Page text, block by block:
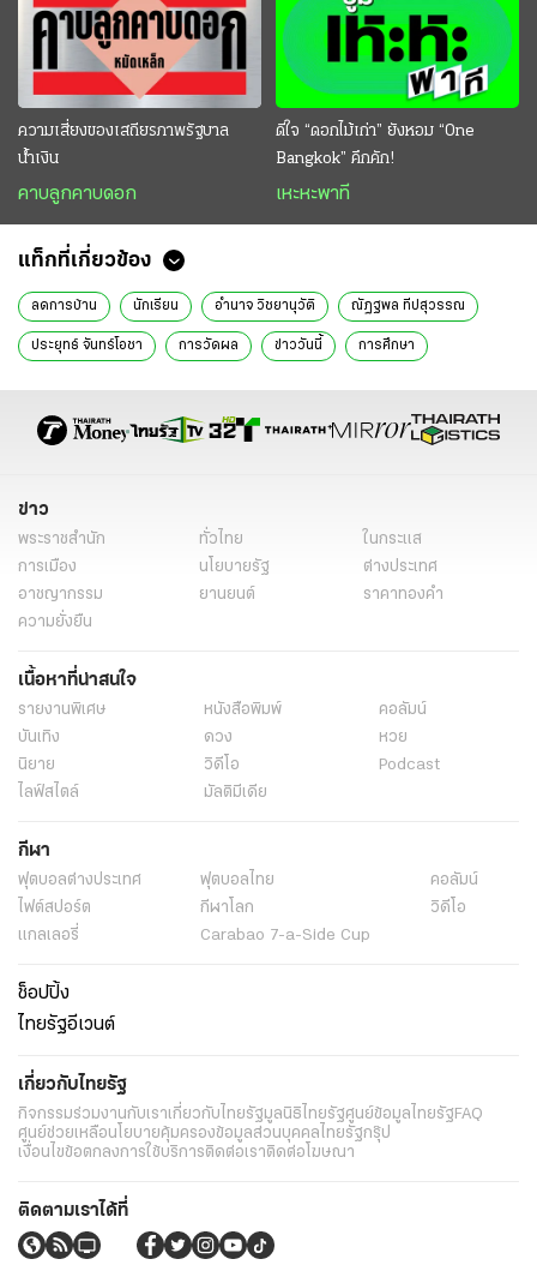
ความเสี่ยงของเสถียรภาพรัฐบาล
น้ำเงิน
คาบลูกคาบดอก
ดีใจ “ดอกไม้เก่า” ยังหอม “One
Bangkok” คึกคัก!
เหะหะพาที
แท็กที่เกี่ยวข้อง
ลดการบ้าน นักเรียน อำนาจ วิชยานุวัติ ณัฏฐพล ทีปสุวรรณ
ประยุทธ์ จันทร์โอชา การวัดผล ข่าววันนี้ การศึกษา
ข่าว
พระราชสำนัก ทั่วไทย
ในกระแส
การเมือง
นโยบายรัฐ
ต่างประเทศ
อาชญากรรม
ยานยนต์
ราคาทองคำ
ความยั่งยืน
เนื้อหาที่น่าสนใจ
รายงานพิเศษ หนังสือพิมพ์
คอลัมน์
บันเทิง
ดวง
หวย
นิยาย
วิดีโอ
Podcast
ไลฟ์สไตล์
มัลติมีเดีย
กีฬา
ฟุตบอลต่่างประเทศ ฟุตบอลไทย
คอลัมน์
ไฟต์สปอร์ต
กีฬาโลก
วิดีโอ
แกลเลอรี่
Carabao 7-a-Side Cup
ช็อปปิ้ง
ไทยรัฐอีเวนต์
เกี่ยวกับไทยรัฐ
กิจกรรมร่วมงานกับเราเกี่ยวกับไทยรัฐมูลนิธิไทยรัฐศูนย์ข้อมูลไทยรัฐFAQ
ศูนย์ช่วยเหลือนโยบายคุ้มครองข้อมูลส่วนบุคคลไทยรัฐกรุ๊ป
เงื่อนไขข้อตกลงการใช้บริการติดต่อเราติดต่อโฆษณา
ติดตามเราได้ที่